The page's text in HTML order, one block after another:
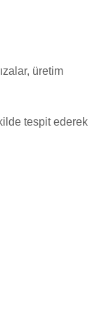
üretim
tespit ederek